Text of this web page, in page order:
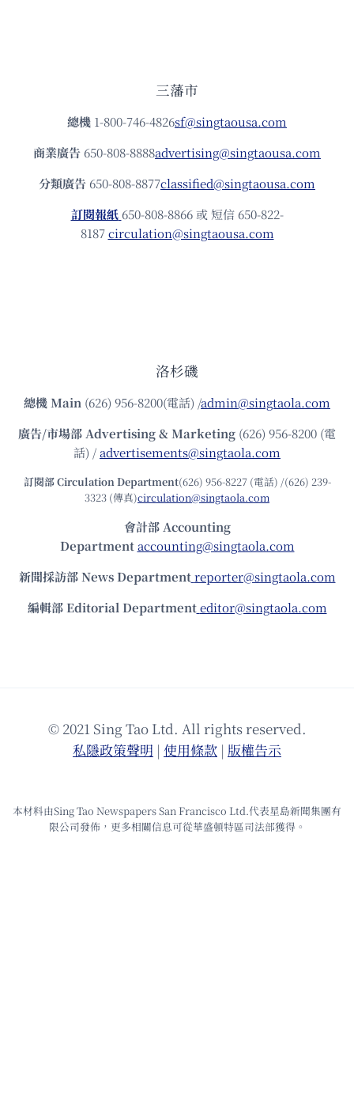
三藩市
總機 1-800-746-4826sf@singtaousa.com
商業廣告 650-808-8888advertising@singtaousa.com
分類廣告 650-808-8877classified@singtaousa.com
訂閱報紙 650-808-8866 或 短信 650-822-
8187circulation@singtaousa.com
洛杉磯
總機Main (626) 956-8200(電話) /admin@singtaola.com
廣告/市場部Advertising & Marketing (626) 956-8200 (電
話) /advertisements@singtaola.com
訂閱部 Circulation Department(626) 956-8227 (電話) /(626) 239-
3323 (傳真)circulation@singtaola.com
會計部 Accounting
Department accounting@singtaola.com
新聞採訪部 News Department reporter@singtaola.com
編輯部 Editorial Department editor@singtaola.com
© 2021 Sing Tao Ltd. All rights reserved.
私隱政策聲明 | 使⽤條款 | 版權告⽰
本材料由Sing Tao Newspapers San Francisco Ltd.代表星島新聞集團有
限公司發佈，更多相關信息可從華盛頓特區司法部獲得。